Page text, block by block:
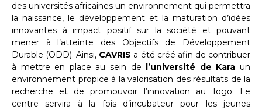
des universités africaines un environnement qui permettra
la naissance, le développement et la maturation d’idées
innovantes à impact positif sur la société et pouvant
mener à l’atteinte des Objectifs de Développement
Durable (ODD). Ainsi, CAVRIS a été créé afin de contribuer
à mettre en place au sein de
l’université de Kara un
environnement propice à la valorisation des résultats de la
recherche et de promouvoir l’innovation au Togo. Le
centre servira à la fois d’incubateur pour les jeunes